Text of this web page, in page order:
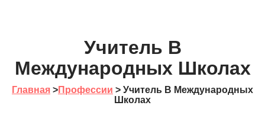
Учитель В
Международных Школах
Главная >Профессии > Учитель В Международных
Школах